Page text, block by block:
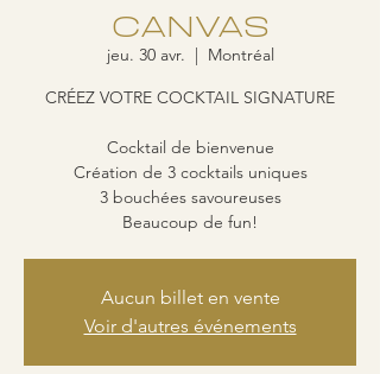
CANVAS
jeu. 30 avr.
  |
Montréal
CRÉEZ VOTRE COCKTAIL SIGNATURE
Cocktail de bienvenue
Création de 3 cocktails uniques
3 bouchées savoureuses
Beaucoup de fun!
Aucun billet en vente
Voir d'autres événements